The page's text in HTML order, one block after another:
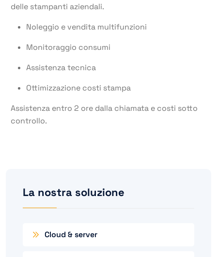
La nostra soluzione
Cloud & server
delle stampanti aziendali.
Noleggio e vendita multifunzioni
Monitoraggio consumi
Assistenza tecnica
Ottimizzazione costi stampa
Assistenza entro 2 ore dalla chiamata e costi sotto
controllo.